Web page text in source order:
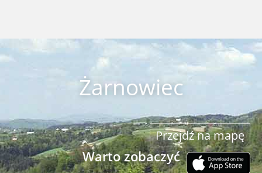
Żarnowiec
Warto zobaczyć
Przejdź na mapę